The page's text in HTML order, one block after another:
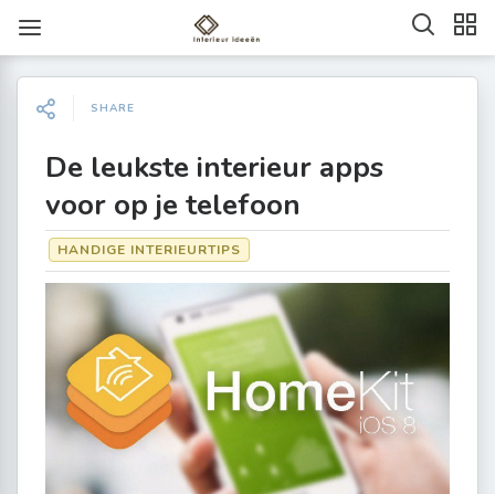
SHARE
De leukste interieur apps
voor op je telefoon
HANDIGE INTERIEURTIPS